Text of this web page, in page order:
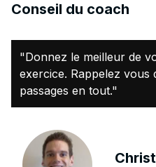
Conseil du coach
"Donnez le meilleur de
exercice. Rappelez
passages en tout."